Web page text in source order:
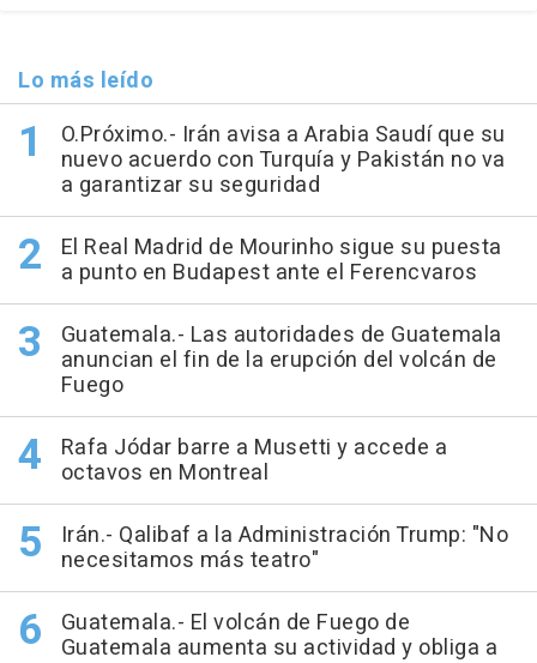
Lo más leído
O.Próximo.- Irán avisa a Arabia Saudí que su
nuevo acuerdo con Turquía y Pakistán no va
a garantizar su seguridad
El Real Madrid de Mourinho sigue su puesta
a punto en Budapest ante el Ferencvaros
Guatemala.- Las autoridades de Guatemala
anuncian el fin de la erupción del volcán de
Fuego
Rafa Jódar barre a Musetti y accede a
octavos en Montreal
Irán.- Qalibaf a la Administración Trump: "No
necesitamos más teatro"
Guatemala.- El volcán de Fuego de
Guatemala aumenta su actividad y obliga a